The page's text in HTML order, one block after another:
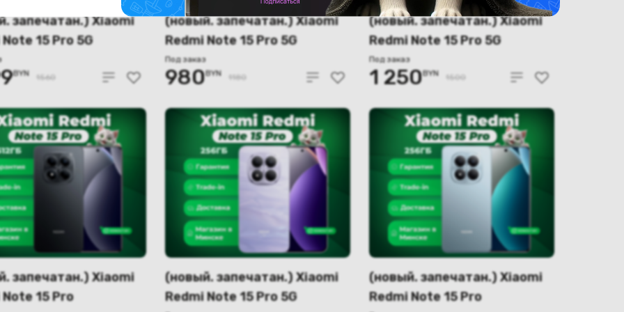
запечатан.) Xiaomi
15 Pro 5G
версия
BYN 1560
(новый. запечатан.) Xiaomi
Redmi Note 15 Pro 5G
8GB/512GB международная
версия (фиолетовый)
Под заказ
980BYN 1180
(новый. запечатан.) Xiaomi
Redmi Note 15 Pro 5G
12GB/512GB международная
версия (черный)
Под заказ
1 250BYN 1500
запечатан.) Xiaomi
15 Pro
(новый. запечатан.) Xiaomi
Redmi Note 15 Pro 5G
(новый. запечатан.) Xiaomi
Redmi Note 15 Pro